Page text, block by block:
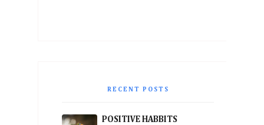
RECENT POSTS
POSITIVE HABBITS